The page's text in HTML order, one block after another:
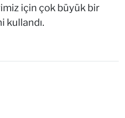
için çok büyük bir
kullandı.